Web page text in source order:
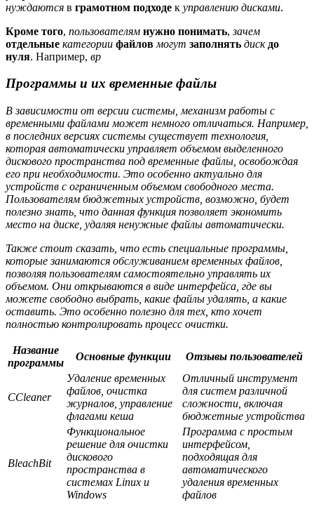
нуждаются в грамотном подходе к управлению дисками.
Кроме того, пользователям нужно понимать,зачем
отдельные категории файлов могут заполнять диск до
нуля. Например, вр
Программы и их временные файлы
В зависимости от версии системы, механизм работы с
временными файлами может немного отличаться. Например,
в последних версиях системы существует технология,
которая автоматически управляет объемом выделенного
дискового пространства под временные файлы, освобождая
его при необходимости. Это особенно актуально для
устройств с ограниченным объемом свободного места.
Пользователям бюджетных устройств, возможно, будет
полезно знать, что данная функция позволяет экономить
место на диске, удаляя ненужные файлы автоматически.
Также стоит сказать, что есть специальные программы,
которые занимаются обслуживанием временных файлов,
позволяя пользователям самостоятельно управлять их
объемом. Они открываются в виде интерфейса, где вы
можете свободно выбрать, какие файлы удалять, а какие
оставить. Это особенно полезно для тех, кто хочет
полностью контролировать процесс очистки.
Название
программы
Основные функции Отзывы пользователей
CCleaner
Удаление временных
файлов, очистка
журналов, управление
флагами кеша
Отличный инструмент
для систем различной
сложности, включая
бюджетные устройства
BleachBit
Функциональное
решение для очистки
дискового
пространства в
системах Linux и
Windows
Программа с простым
интерфейсом,
подходящая для
автоматического
удаления временных
файлов